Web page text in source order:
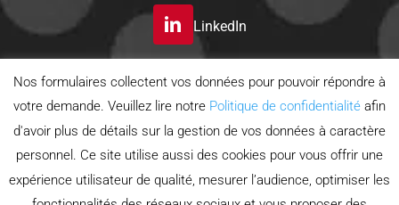
LinkedIn
S’INSCRIRE A LA
NEWSLETTER
Politique de confidentialité
Politique d'utilisation des cookies
Nos formulaires collectent vos données pour pouvoir répondre à
votre demande. Veuillez lire notre Politique de confidentialité afin
d'avoir plus de détails sur la gestion de vos données à caractère
personnel. Ce site utilise aussi des cookies pour vous offrir une
expérience utilisateur de qualité, mesurer l’audience, optimiser les